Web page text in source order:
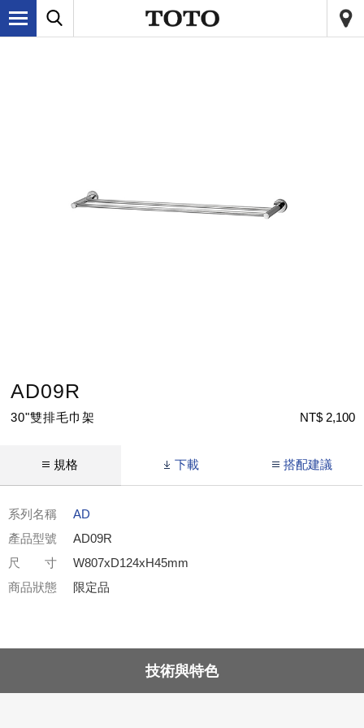
AD09R
30"雙排毛巾架 NT$ 2,100
規格 下載 搭配建議
系列名稱
AD
產品型號
AD09R
尺 寸
W807xD124xH45mm
商品狀態
限定品
技術與特色